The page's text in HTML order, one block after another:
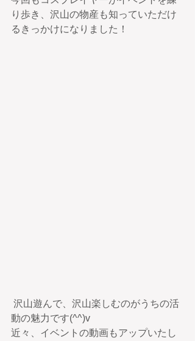
り歩き、沢山の物産も知っていただけ
るきっかけになりました！
動の魅力です(^^)v
近々、イベントの動画もアップいたし